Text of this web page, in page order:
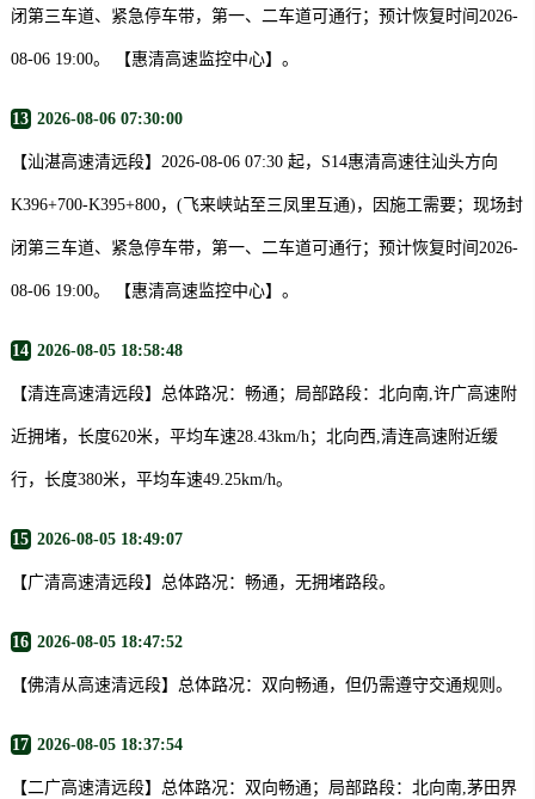
闭第三车道、紧急停车带，第一、二车道可通行；预计恢复时间2026-
08-06 19:00。 【惠清高速监控中心】。
13 2026-08-06 07:30:00
【汕湛高速清远段】2026-08-06 07:30 起，S14惠清高速往汕头方向
K396+700-K395+800，(飞来峡站至三凤里互通)，因施工需要；现场封
闭第三车道、紧急停车带，第一、二车道可通行；预计恢复时间2026-
08-06 19:00。 【惠清高速监控中心】。
14 2026-08-05 18:58:48
【清连高速清远段】总体路况：畅通；局部路段：北向南,许广高速附
近拥堵，长度620米，平均车速28.43km/h；北向西,清连高速附近缓
行，长度380米，平均车速49.25km/h。
15 2026-08-05 18:49:07
【广清高速清远段】总体路况：畅通，无拥堵路段。
16 2026-08-05 18:47:52
【佛清从高速清远段】总体路况：双向畅通，但仍需遵守交通规则。
17 2026-08-05 18:37:54
【二广高速清远段】总体路况：双向畅通；局部路段：北向南,茅田界